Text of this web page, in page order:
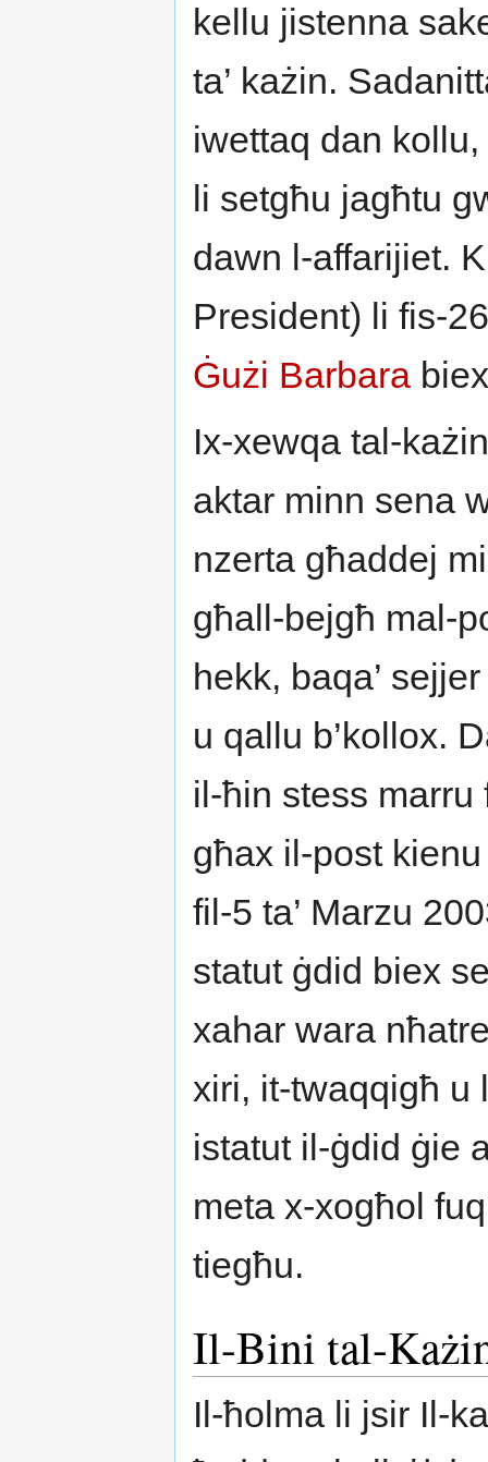
kellu jistenna
ta’ każin.
iwettaq dan
li setgħu jagħtu
dawn l-affarijiet.
President) li fis-
Ġużi Barbara
Ix-xewqa tal-
aktar minn sena
nzerta għaddej
għall-bejgħ mal-
hekk, baqa’
u qallu b’kollox.
il-ħin stess marru
għax il-post
fil-5 ta’ Marzu
statut ġdid biex
xahar wara
xiri, it-twaqqigħ u
istatut il-ġdid ġie
meta x-xogħol
tiegħu.
Il-Bini tal-
Il-ħolma li jsir Il-